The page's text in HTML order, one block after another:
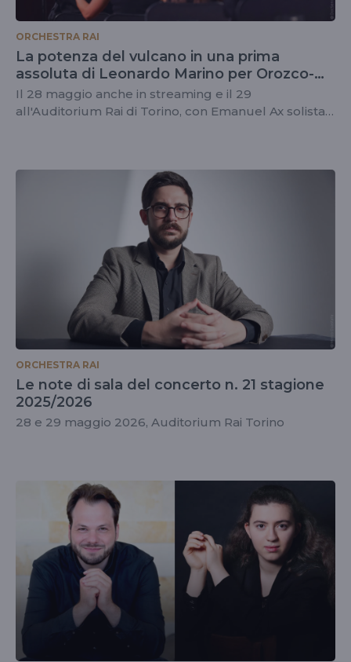
ORCHESTRA RAI
La potenza del vulcano in una prima
assoluta di Leonardo Marino per Orozco-
Estrada
Il 28 maggio anche in streaming e il 29
all'Auditorium Rai di Torino, con Emanuel Ax solista
ORCHESTRA RAI
Le note di sala del concerto n. 21 stagione
2025/2026
28 e 29 maggio 2026, Auditorium Rai Torino